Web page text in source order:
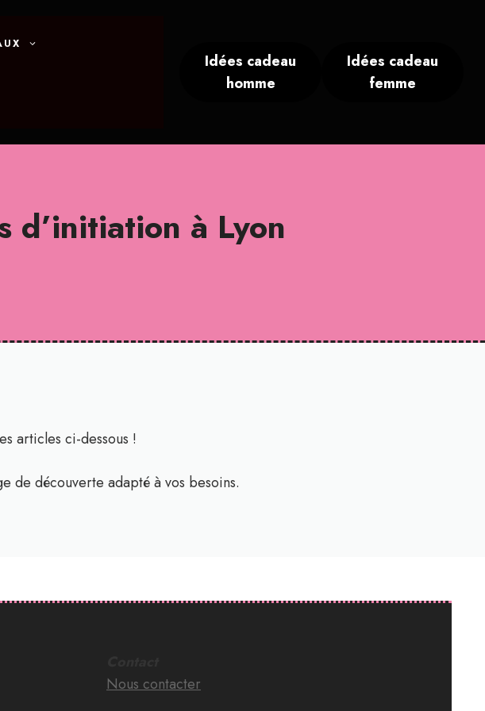
Idées cadeau
homme
Idées cadeau
femme
d’initiation à Lyon
articles ci-dessous !
de découverte adapté à vos besoins.
Nous contacter